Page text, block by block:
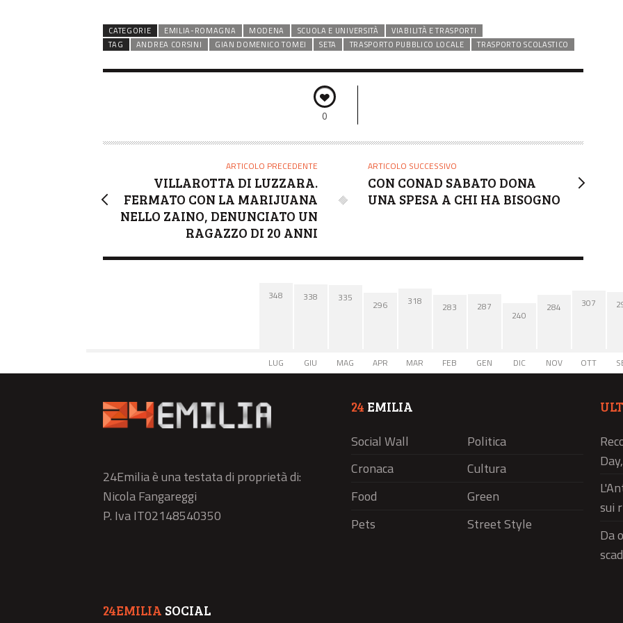
CATEGORIE EMILIA-ROMAGNA MODENA SCUOLA E UNIVERSITÀ
VIABILITÀ E TRASPORTI
TAG
ANDREA CORSINI GIAN DOMENICO TOMEI SETA TRASPORTO PUBBLICO LOCALE TRASPORTO SCOLASTICO
0
ARTICOLO PRECEDENTE
VILLAROTTA DI LUZZARA.
FERMATO CON LA MARIJUANA
NELLO ZAINO, DENUNCIATO UN
RAGAZZO DI 20 ANNI
ARTICOLO SUCCESSIVO
CON CONAD SABATO DONA
UNA SPESA A CHI HA BISOGNO
348
LUG
338
GIU
335
MAG
296
APR
318
MAR
283
FEB
287
GEN
240
DIC
284
NOV
307
OTT
24Emilia è una testata di proprietà di:
Nicola Fangareggi
P. Iva IT02148540350
24 EMILIA
Social Wall
Politica
Cronaca
Cultura
Food
Green
Pets
Street Style
sui
Da
24EMILIA SOCIAL